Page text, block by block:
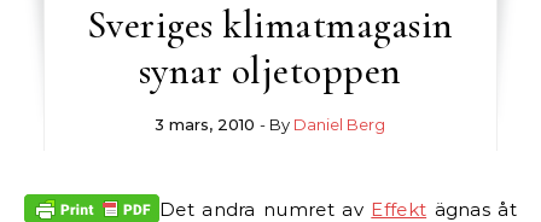
Sveriges klimatmagasin
synar oljetoppen
3 mars, 2010 - By Daniel Berg
Det andra numret av Effekt ägnas åt